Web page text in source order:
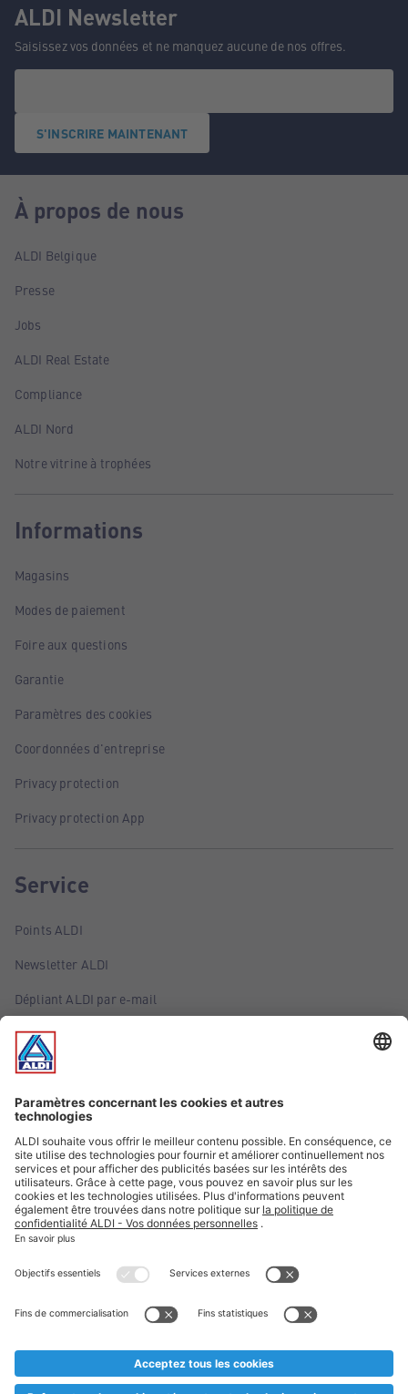
ALDI Newsletter
Saisissez vos données et ne manquez aucune de nos offres.
S'INSCRIRE MAINTENANT
À propos de nous
ALDI Belgique
Presse
Jobs
ALDI Real Estate
Compliance
ALDI Nord
Notre vitrine à trophées
Informations
Magasins
Modes de paiement
Foire aux questions
Garantie
Paramètres des cookies
Coordonnées d'entreprise
Privacy protection
Privacy protection App
Service
Points ALDI
Newsletter ALDI
Dépliant ALDI par e-mail
Offres
Infos essentielles
Suivez ALDI Belgique
Textes marqués d'un astérisque et mentions légales
* Nous vendons ces articles temporairement et jusqu'à
au cas où, malgré le planning bien étudié, nous serions
prématurément en rupture de stock. Prix Recupel et TVA incl.
** Sur ce site, l’utilisation de la forme masculine a été adoptée